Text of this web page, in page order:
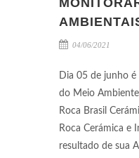
04/06/2021
Dia 05 de junho é
do Meio
Roca Brasil
Roca Cerámica e
resultado de sua